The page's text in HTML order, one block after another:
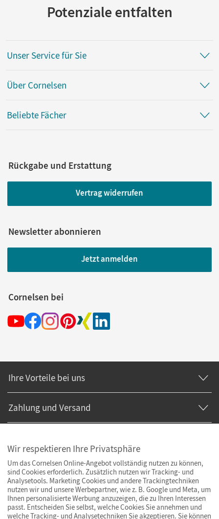
Potenziale entfalten
Unser Service für Sie
Über Cornelsen
Beliebte Fächer
Rückgabe und Erstattung
Vertrag widerrufen
Newsletter abonnieren
Jetzt anmelden
Cornelsen bei
Ihre Vorteile bei uns
Zahlung und Versand
Wir respektieren Ihre Privatsphäre
Um das Cornelsen Online-Angebot vollständig nutzen zu können,
sind Cookies erforderlich. Zusätzlich nutzen wir Tracking- und
Analysetools. Marketing Cookies und andere Trackingtechniken
nutzen wir und unsere Werbepartner, wie z. B. Google und Meta, um
Ihnen personalisierte Werbung anzuzeigen, die zu Ihren Interessen
passt. Entscheiden Sie selbst, welche Cookies Sie annehmen und
welche Tracking- und Analysetechniken Sie akzeptieren. Sie können